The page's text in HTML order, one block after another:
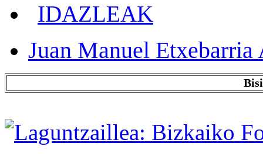
IDAZLEAK
Juan Manuel Etxebarria